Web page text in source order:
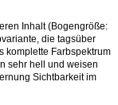
Inhalt (Bogengröße:
die tagsüber
komplette Farbspektrum
sehr hell und weisen
Sichtbarkeit im